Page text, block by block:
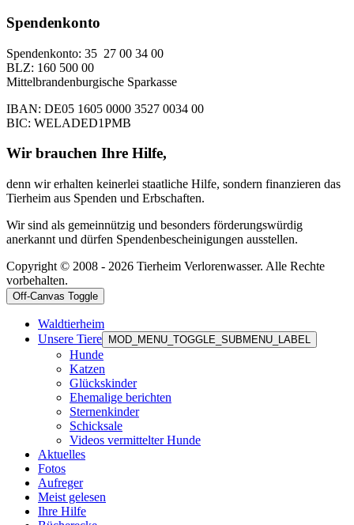
Spendenkonto
Spendenkonto: 35 27 00 34 00
BLZ: 160 500 00
Mittelbrandenburgische Sparkasse
IBAN: DE05 1605 0000 3527 0034 00
BIC: WELADED1PMB
Wir brauchen Ihre Hilfe,
denn wir erhalten keinerlei staatliche Hilfe, sondern finanzieren das
Tierheim aus Spenden und Erbschaften.
Wir sind als gemeinnützig und besonders förderungswürdig
anerkannt und dürfen Spendenbescheinigungen ausstellen.
Copyright © 2008 - 2026 Tierheim Verlorenwasser. Alle Rechte
vorbehalten.
Off-Canvas Toggle
Waldtierheim
Unsere Tiere
MOD_MENU_TOGGLE_SUBMENU_LABEL
Hunde
Katzen
Glückskinder
Ehemalige berichten
Sternenkinder
Schicksale
Videos vermittelter Hunde
Aktuelles
Fotos
Aufreger
Meist gelesen
Ihre Hilfe